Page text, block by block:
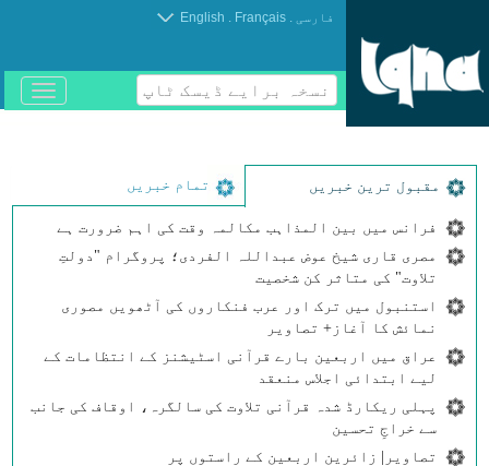
فارسی .
Français
.
English
نسخہ برایے ڈیسک ٹاپ
باز
و
مقبول ترین خبریں تمام خبریں
فرانس میں بین المذاہب مکالمہ وقت کی اہم ضرورت ہے
مصری قاری شیخ عوض عبداللہ الفردی؛ پروگرام "دولتِ
تلاوت" کی متاثر کن شخصیت
استنبول میں ترک اور عرب فنکاروں کی آٹھویں مصوری
نمائش کا آغاز+ تصاویر
عراق میں اربعین بارے قرآنی اسٹیشنز کے انتظامات کے
لیے ابتدائی اجلاس منعقد
پہلی ریکارڈ شدہ قرآنی تلاوت کی سالگرہ، اوقاف کی جانب
سے خراجِ تحسین
تصاویر| زائرین اربعین کے راستوں پر